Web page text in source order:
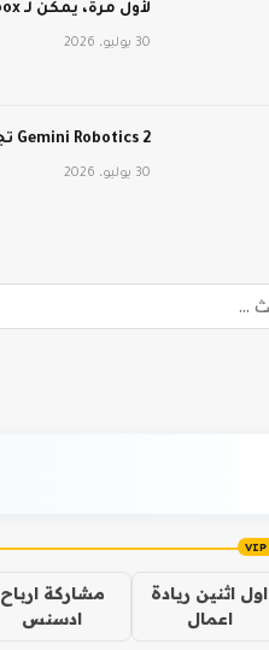
لأول مرة، يمكن لـ Zoox فرض رسوم على الأشخاص مقابل الركوب في سيارات الأجرة الآلية الخالية من عجلة القيادة
30 يوليو، 2026
Gemini Robotics 2 تجلب الذكاء الاصطناعي من Google إلى العالم المادي
30 يوليو، 2026
اول اثنين ريادة
اعمال
مشاركة ارباح
ادسنس